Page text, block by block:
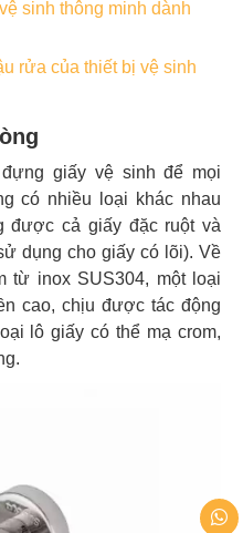
sinh thông minh dành
rửa của thiết bị vệ sinh
giấy vệ sinh để mọi
có nhiều loại khác nhau
được cả giấy đặc ruột và
dụng cho giấy có lõi). Về
từ inox SUS304, một loại
cao, chịu được tác động
lô giấy có thể mạ crom,